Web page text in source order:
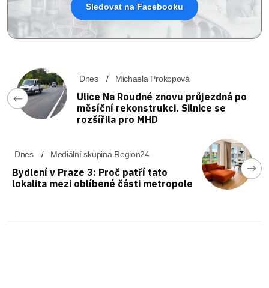
Sledovat na Facebooku
Dnes Michaela Prokopová
Ulice Na Roudné znovu průjezdná po
měsíční rekonstrukci. Silnice se
rozšířila pro MHD
Dnes Mediální skupina Region24
Bydlení v Praze 3: Proč patří tato
lokalita mezi oblíbené části metropole